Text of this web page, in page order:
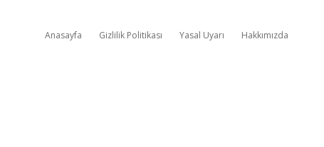
Anasayfa Gizlilik Politikası Yasal Uyarı Hakkımızda